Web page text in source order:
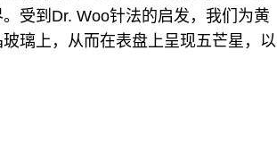
受到Dr. Woo针法的启发，我们为黄
璃上，从而在表盘上呈现五芒星，以